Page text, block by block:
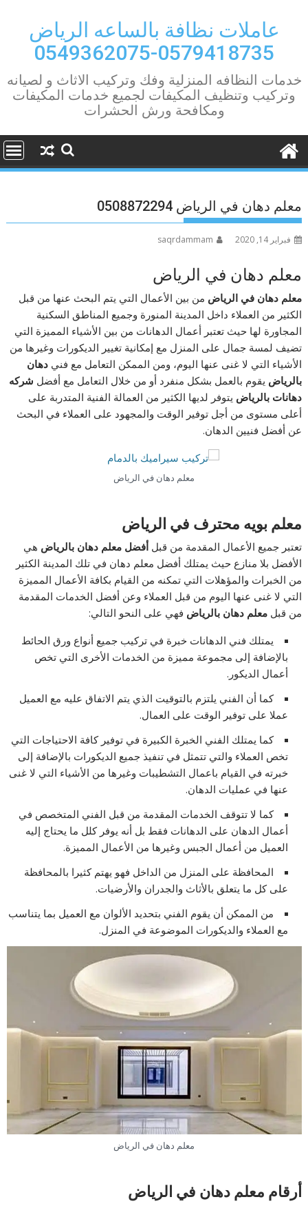
contentعاملات نظافة بالساعه الرياض
0579418735-0549362075
خدمات النظافه المنزلية وفك وتركيب الاثاث و لصيانه
وتركيب وتنظيف المكيفات لجميع خدمات المكيفات
ومكافحة ورش الحشرات
معلم دهان في الرياض 0508872294
فبراير 14, 2020 saqrdammam
معلم دهان في الرياض
معلم دهان في الرياض من بين الأعمال التي يتم البحث عنها من قبل
الكثير من العملاء داخل المدينة المنورة وجميع المناطق السكنية
المجاورة لها حيث تعتبر أعمال الدهانات من بين الأشياء المميزة التي
تضيف لمسة جمال على المنزل مع إمكانية تغيير الديكورات وغيرها من
الأشياء التي لا غنى عنها اليوم، ومن الممكن التعامل مع فنيدهان
بالرياض يقوم بالعمل بشكل منفرد أو من خلال التعامل مع أفضل شركه
دهانات بالرياض يتوفر لديها الكثير من العمالة الفنية المتدربة على
أعلى مستوى من أجل توفير الوقت والمجهود على العملاء في البحث
عن أفضل فنيين الدهان.
معلم دهان في الرياض
معلم بويه محترف في الرياض
تعتبر جميع الأعمال المقدمة من قبلأفضل معلم دهان بالرياض هي
الأفضل بلا منازع حيث يمتلك أفضل معلم دهان في تلك المدينة الكثير
من الخبرات والمؤهلات التي تمكنه من القيام بكافة الأعمال المميزة
التي لا غنى عنها اليوم من قبل العملاء وعن أفضل الخدمات المقدمة
من قبلمعلم دهان بالرياض فهي على النحو التالي:
يمتلك فني الدهانات خبرة في تركيب جميع أنواع ورق الحائط
بالإضافة إلى مجموعة مميزة من الخدمات الأخرى التي تخص
أعمال الديكور.
كما أن الفني يلتزم بالتوقيت الذي يتم الاتفاق عليه مع العميل
عملا على توفير الوقت على العمال.
كما يمتلك الفني الخبرة الكبيرة في توفير كافة الاحتياجات التي
تخص العملاء والتي تتمثل في تنفيذ جميع الديكورات بالإضافة إلى
خبرته في القيام باعمال التشطيبات وغيرها من الأشياء التي لا غنى
عنها في عمليات الدهان.
كما لا تتوقف الخدمات المقدمة من قبل الفني المتخصص في
أعمال الدهان على الدهانات فقط بل أنه يوفر كلل ما يحتاج إليه
العميل من أعمال الجبس وغيرها من الأعمال المميزة.
المحافظة على المنزل من الداخل فهو يهتم كثيرا بالمحافظة
على كل ما يتعلق بالأثاث والجدران والأرضيات.
من الممكن أن يقوم الفني بتحديد الألوان مع العميل بما يتناسب
مع العملاء والديكورات الموضوعة في المنزل.
معلم دهان في الرياض
أرقام معلم دهان في الرياض